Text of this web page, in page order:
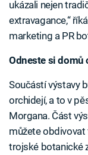
ukázali nejen
extravagance,“
marketing a PR
Odneste si domů
Součástí výstavy
orchidejí, a to v
Morgana. Část
můžete
trojské botanické